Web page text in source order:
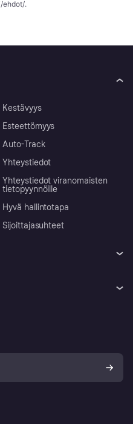
ehdot/.
Kestävyys
Esteettömyys
Auto-Track
Yhteystiedot
Yhteystiedot viranomaisten
tietopyynnöille
Hyvä hallintotapa
Sijoittajasuhteet